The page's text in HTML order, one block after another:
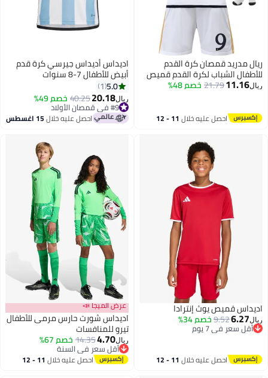
ريال مدريد قمصان كرة القدم
للأطفال الشباب لكرة القدم قميص
التدريب بدلة موحدة
ريال11.16
21.79خصم 48%
احصل عليه خلال 11 - 12
اديداس أديداس جيرسي كرة قدم
أبيض للأطفال 7-8 سنوات
5.0
1
ريال20.18
40.25خصم 49%
#9 في قمصان الأولاد
#9 في قمصان الأولاد احصل عليه خلال15 اغسطس
اديداس قميص يوث إنترادا
ريال6.27
9.52خصم 34%
أقل سعر في 7 يوم
أقل سعر في 7 يوم
احصل عليه خلال 11 - 12
2
عرض الميجا 📣
اديداس شورت حارس مرمى للأطفال
تيرو للمنافسات
ريال4.70
14.35خصم 67%
أقل سعر في السنة
أقل سعر في السنة
احصل عليه خلال 11 - 12